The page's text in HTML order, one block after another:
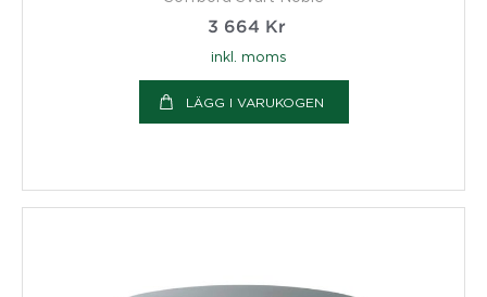
3 664 Kr
inkl. moms
LÄGG I VARUKOGEN